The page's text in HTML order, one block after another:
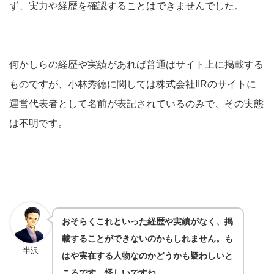
ず、実力や経歴を確認することはできませんでした。
何かしらの経歴や実績があれば普通はサイト上に掲載する
ものですが、小林秀徳に関しては株式会社IIRのサイトに
運営代表者として名前が表記されているのみで、その実態
は不明です。
半沢
おそらくこれといった経歴や実績がなく、掲
載することができないのかもしれません。も
はや実在する人物なのかどうかも疑わしいと